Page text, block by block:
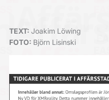
TEXT: Joakim Löwing
FOTO: Björn Lisinski